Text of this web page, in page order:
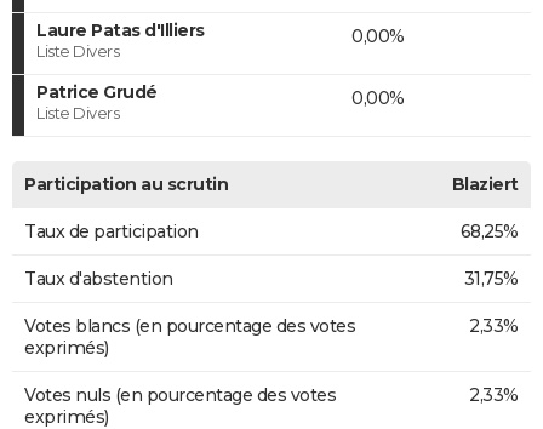
Laure Patas d'Illiers
Liste Divers
0,00%
Patrice Grudé
Liste Divers
0,00%
Participation au scrutin Blaziert
Taux de participation 68,25%
Taux d'abstention 31,75%
Votes blancs (en pourcentage des votes
exprimés)
2,33%
Votes nuls (en pourcentage des votes
exprimés)
2,33%